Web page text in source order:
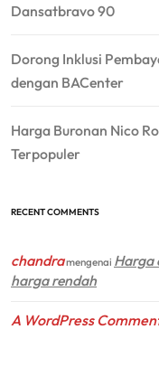
Dansatbravo 90
Dorong Inklusi
dengan BACenter
Harga Buronan Nico
Terpopuler
RECENT COMMENTS
chandramengenai Harga
harga rendah
A WordPress